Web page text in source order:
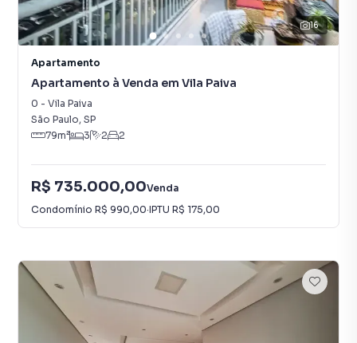
16
Apartamento
Apartamento à Venda em Vila Paiva
0 - Vila Paiva
São Paulo, SP
79m² 3 2 2
R$ 735.000,00Venda
Condomínio R$ 990,00·IPTU R$ 175,00